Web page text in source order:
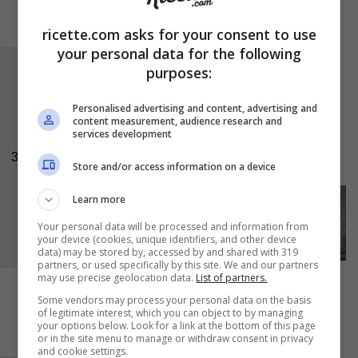
3
cannellonie distendeteli su una
superficie dellesottilettee ricoprite con la
restante besciamella. Infine spolverate la
superficie con delParmigiano .
ricette.com asks for your consent to use
your personal data for the following
purposes:
Personalised advertising and content, advertising and
content measurement, audience research and
services development
Store and/or access information on a device
Learn more
Your personal data will be processed and information from
your device (cookies, unique identifiers, and other device
data) may be stored by, accessed by and shared with 319
partners, or used specifically by this site. We and our partners
may use precise geolocation data. List of partners.
Some vendors may process your personal data on the basis
of legitimate interest, which you can object to by managing
your options below. Look for a link at the bottom of this page
or in the site menu to manage or withdraw consent in privacy
and cookie settings.